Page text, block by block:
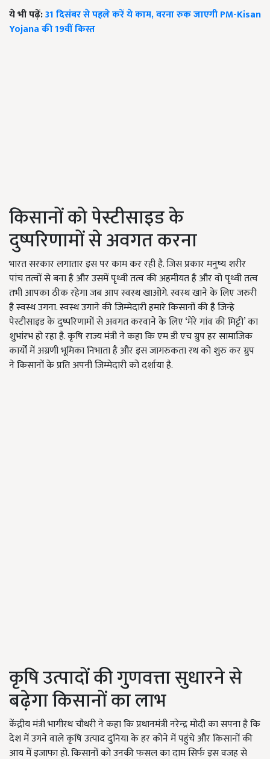
ये भी पढ़ें:31 दिसंबर से पहले करें ये काम, वरना रुक जाएगी PM-Kisan
Yojana की 19वीं किस्त
किसानों को पेस्टीसाइड के
दुष्परिणामों से अवगत करना
भारत सरकार लगातार इस पर काम कर रही है. जिस प्रकार मनुष्य शरीर
पांच तत्वों से बना है और उसमें पृथ्वी तत्व की अहमीयत है और वो पृथ्वी तत्व
तभी आपका ठीक रहेगा जब आप स्वस्थ खाओगे. स्वस्थ खाने के लिए जरुरी
है स्वस्थ उगना. स्वस्थ उगाने की जिम्मेदारी हमारे किसानों की है जिन्हे
पेस्टीसाइड के दुष्परिणामों से अवगत करवाने के लिए ‘मेरे गांव की मिट्टी’ का
शुभांरभ हो रहा है. कृषि राज्य मंत्री ने कहा कि एम डी एच ग्रुप हर सामाजिक
कार्यों में अग्रणी भूमिका निभाता है और इस जागरुकता रथ को शुरु कर ग्रुप
ने किसानों के प्रति अपनी जिम्मेदारी को दर्शाया है.
कृषि उत्पादों की गुणवत्ता सुधारने से
बढ़ेगा किसानों का लाभ
केंद्रीय मंत्री भागीरथ चौधरी ने कहा कि प्रधानमंत्री नरेन्द्र मोदी का सपना है कि
देश में उगने वाले कृषि उत्पाद दुनिया के हर कोने में पहुंचे और किसानों की
आय में इजाफा हो. किसानों को उनकी फसल का दाम सिर्फ इस वजह से